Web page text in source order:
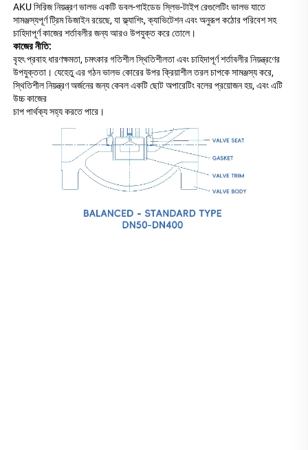
AKU সিরিজ নিয়ন্ত্রণ ভালভ একটি ডবল-গাইডেড স্লিভ-টাইপ রেগুলেটিং ভালভ যাতে
সামঞ্জস্যপূর্ণ ট্রিম ডিজাইন রয়েছে, যা ফ্ল্যাশিং, ক্যাভিটেশন এবং অনুরূপ কঠোর পরিবেশ সহ
চাহিদাপূর্ণ কাজের শর্তাবলীর জন্য আরও উপযুক্ত করে তোলে।
কাজের নীতি:
বৃহৎ প্রবাহ ধারণক্ষমতা, চমৎকার গতিশীল স্থিতিশীলতা এবং চাহিদাপূর্ণ শর্তাবলীর নিয়ন্ত্রণের
উপযুক্ততা। যেহেতু এর গঠন ভালভ কোরের উপর ক্রিয়াশীল তরল চাপকে সামঞ্জস্য করে,
স্থিতিশীল নিয়ন্ত্রণ অর্জনের জন্য কেবল একটি ছোট অপারেটিং বলের প্রয়োজন হয়, এবং এটি
উচ্চ কাজের
চাপ পার্থক্য সহ্য করতে পারে।